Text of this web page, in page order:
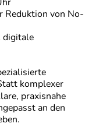
Reduktion von No-
digitale
komplexer
praxisnahe
an den